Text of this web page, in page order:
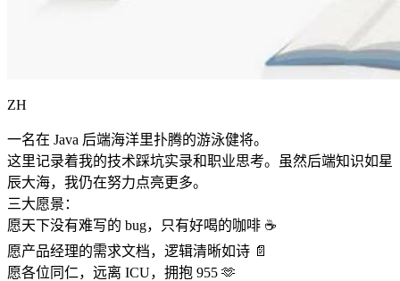
ZH
一名在 Java 后端海洋里扑腾的游泳健将。
这里记录着我的技术踩坑实录和职业思考。虽然后端知识如星
辰大海，我仍在努力点亮更多。
三大愿景：
愿天下没有难写的 bug，只有好喝的咖啡 ☕️
愿产品经理的需求文档，逻辑清晰如诗 📄
愿各位同仁，远离 ICU，拥抱 955 🫶